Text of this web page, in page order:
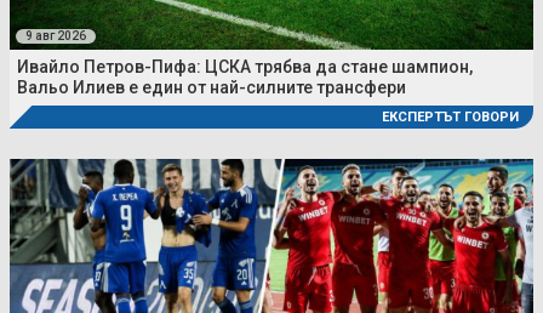
9 авг 2026
Ивайло Петров-Пифа: ЦСКА трябва да стане шампион,
Вальо Илиев е един от най-силните трансфери
ЕКСПЕРТЪТ ГОВОРИ